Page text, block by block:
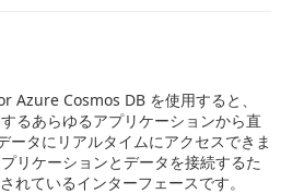
Azure Cosmos DB を使用すると、
るあらゆるアプリケーションから直
ータにリアルタイムにアクセスできま
リケーションとデータを接続するた
れているインターフェースです。